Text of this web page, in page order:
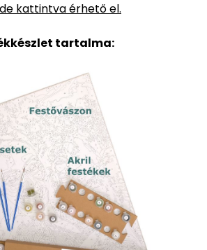
kattintva érhető el.
tartalma: